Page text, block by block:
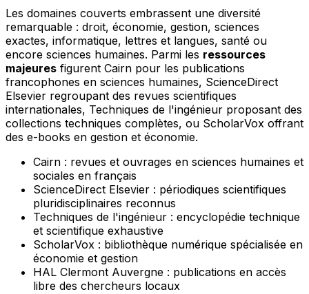
Les domaines couverts embrassent une diversité
remarquable : droit, économie, gestion, sciences
exactes, informatique, lettres et langues, santé ou
encore sciences humaines. Parmi les ressources
majeures figurent Cairn pour les publications
francophones en sciences humaines, ScienceDirect
Elsevier regroupant des revues scientifiques
internationales, Techniques de l'ingénieur proposant des
collections techniques complètes, ou ScholarVox offrant
des e-books en gestion et économie.
Cairn : revues et ouvrages en sciences humaines et
sociales en français
ScienceDirect Elsevier : périodiques scientifiques
pluridisciplinaires reconnus
Techniques de l'ingénieur : encyclopédie technique
et scientifique exhaustive
ScholarVox : bibliothèque numérique spécialisée en
économie et gestion
HAL Clermont Auvergne : publications en accès
libre des chercheurs locaux